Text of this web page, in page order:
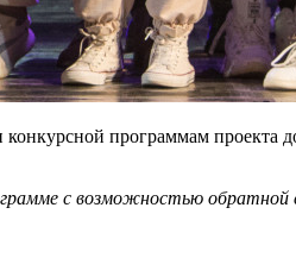
программам проекта
с возможностью обратной